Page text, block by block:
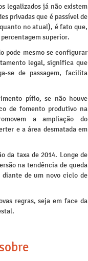
legalizados já não existem
privadas que é passível de
no atual), é fato que,
superior.
pode mesmo se configurar
legal, significa que
se de passagem, facilita
pífio, se não houve
de fomento produtivo na
a ampliação do
e a área desmatada em
da taxa de 2014. Longe de
na tendência de queda
diante de um novo ciclo de
regras, seja em face da